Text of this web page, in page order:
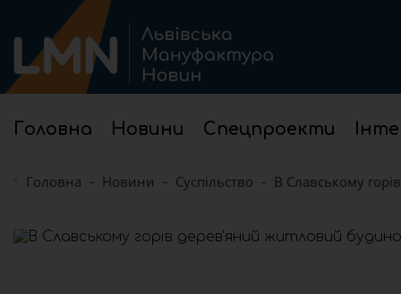
Головна Новини Спецпроекти
Головна Новини Суспільство В Славському